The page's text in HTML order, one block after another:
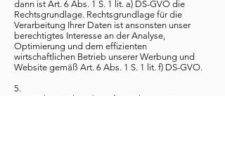
dann ist Art. 6 Abs. 1 S. 1 lit. a) DS-GVO die
Rechtsgrundlage. Rechtsgrundlage für die
Verarbeitung Ihrer Daten ist ansonsten unser
berechtigtes Interesse an der Analyse,
Optimierung und dem effizienten
wirtschaftlichen Betrieb unserer Werbung und
Website gemäß Art. 6 Abs. 1 S. 1 lit. f) DS-GVO.
5.
Datenübermittlung/Empfängerkategorie: Goo